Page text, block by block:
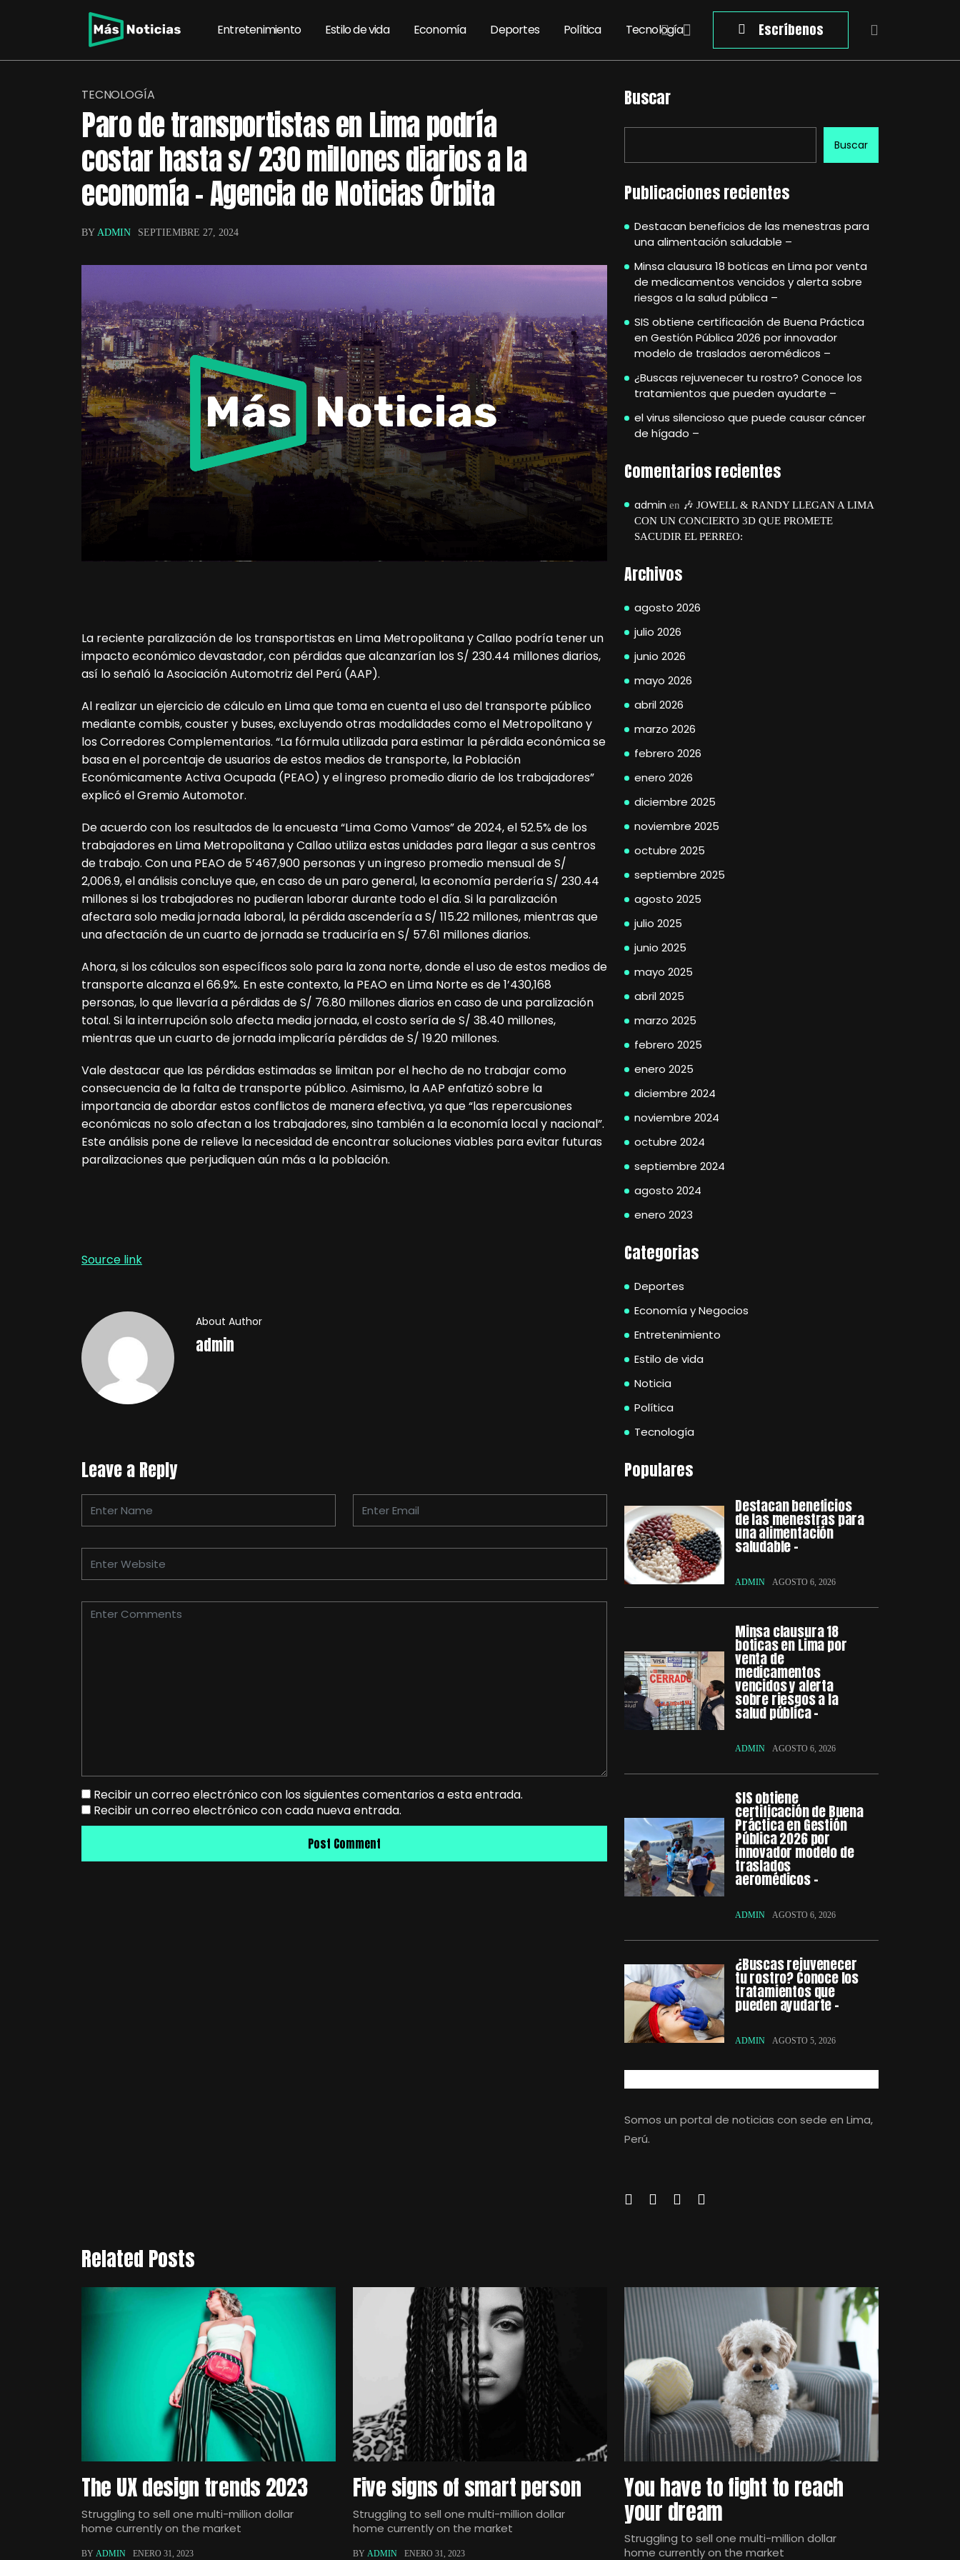
Entretenimiento Estilo de vida Economía Deportes Política Tecnología Escríbenos
TECNOLOGÍA
Paro de transportistas en Lima podría
costar hasta s/ 230 millones diarios a la
economía – Agencia de Noticias Órbita
BY ADMIN SEPTIEMBRE 27, 2024
La reciente paralización de los transportistas en Lima Metropolitana y Callao podría tener un
impacto económico devastador, con pérdidas que alcanzarían los S/ 230.44 millones diarios,
así lo señaló la Asociación Automotriz del Perú (AAP).
Al realizar un ejercicio de cálculo en Lima que toma en cuenta el uso del transporte público
mediante combis, couster y buses, excluyendo otras modalidades como el Metropolitano y
los Corredores Complementarios. “La fórmula utilizada para estimar la pérdida económica se
basa en el porcentaje de usuarios de estos medios de transporte, la Población
Económicamente Activa Ocupada (PEAO) y el ingreso promedio diario de los trabajadores”
explicó el Gremio Automotor.
De acuerdo con los resultados de la encuesta “Lima Como Vamos” de 2024, el 52.5% de los
trabajadores en Lima Metropolitana y Callao utiliza estas unidades para llegar a sus centros
de trabajo. Con una PEAO de 5’467,900 personas y un ingreso promedio mensual de S/
2,006.9, el análisis concluye que, en caso de un paro general, la economía perdería S/ 230.44
millones si los trabajadores no pudieran laborar durante todo el día. Si la paralización
afectara solo media jornada laboral, la pérdida ascendería a S/ 115.22 millones, mientras que
una afectación de un cuarto de jornada se traduciría en S/ 57.61 millones diarios.
Ahora, si los cálculos son específicos solo para la zona norte, donde el uso de estos medios de
transporte alcanza el 66.9%. En este contexto, la PEAO en Lima Norte es de 1’430,168
personas, lo que llevaría a pérdidas de S/ 76.80 millones diarios en caso de una paralización
total. Si la interrupción solo afecta media jornada, el costo sería de S/ 38.40 millones,
mientras que un cuarto de jornada implicaría pérdidas de S/ 19.20 millones.
Vale destacar que las pérdidas estimadas se limitan por el hecho de no trabajar como
consecuencia de la falta de transporte público. Asimismo, la AAP enfatizó sobre la
importancia de abordar estos conflictos de manera efectiva, ya que “las repercusiones
económicas no solo afectan a los trabajadores, sino también a la economía local y nacional”.
Este análisis pone de relieve la necesidad de encontrar soluciones viables para evitar futuras
paralizaciones que perjudiquen aún más a la población.
Source link
About Author
admin
Leave a Reply
Recibir un correo electrónico con los siguientes comentarios a esta entrada.
Recibir un correo electrónico con cada nueva entrada.
Buscar
Buscar
Publicaciones recientes
Destacan beneficios de las menestras para
una alimentación saludable –
Minsa clausura 18 boticas en Lima por venta
de medicamentos vencidos y alerta sobre
riesgos a la salud pública –
SIS obtiene certificación de Buena Práctica
en Gestión Pública 2026 por innovador
modelo de traslados aeromédicos –
¿Buscas rejuvenecer tu rostro? Conoce los
tratamientos que pueden ayudarte –
el virus silencioso que puede causar cáncer
de hígado –
Comentarios recientes
admin en 🎶 JOWELL & RANDY LLEGAN A LIMA
CON UN CONCIERTO 3D QUE PROMETE
SACUDIR EL PERREO:
Archivos
agosto 2026
julio 2026
junio 2026
mayo 2026
abril 2026
marzo 2026
febrero 2026
enero 2026
diciembre 2025
noviembre 2025
octubre 2025
septiembre 2025
agosto 2025
julio 2025
junio 2025
mayo 2025
abril 2025
marzo 2025
febrero 2025
enero 2025
diciembre 2024
noviembre 2024
octubre 2024
septiembre 2024
agosto 2024
enero 2023
Categorias
Deportes
Economía y Negocios
Entretenimiento
Estilo de vida
Noticia
Política
Tecnología
Populares
Destacan beneficios
de las menestras para
una alimentación
saludable –
ADMIN AGOSTO 6, 2026
Minsa clausura 18
boticas en Lima por
venta de
medicamentos
vencidos y alerta
sobre riesgos a la
salud pública –
ADMIN AGOSTO 6, 2026
SIS obtiene
certificación de Buena
Práctica en Gestión
Pública 2026 por
innovador modelo de
traslados
aeromédicos –
ADMIN AGOSTO 6, 2026
¿Buscas rejuvenecer
tu rostro? Conoce los
tratamientos que
pueden ayudarte –
ADMIN AGOSTO 5, 2026
Somos un portal de noticias con sede en Lima,
Perú.
Related Posts
The UX design trends 2023
Struggling to sell one multi-million dollar
home currently on the market
BY ADMIN ENERO 31, 2023
Five signs of smart person
Struggling to sell one multi-million dollar
home currently on the market
BY ADMIN ENERO 31, 2023
You have to fight to reach
your dream
Struggling to sell one multi-million dollar
home currently on the market